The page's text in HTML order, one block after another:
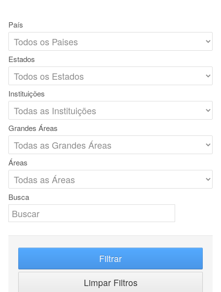
País
Estados
Instituições
Grandes Áreas
Áreas
Busca
Filtrar
Limpar Filtros